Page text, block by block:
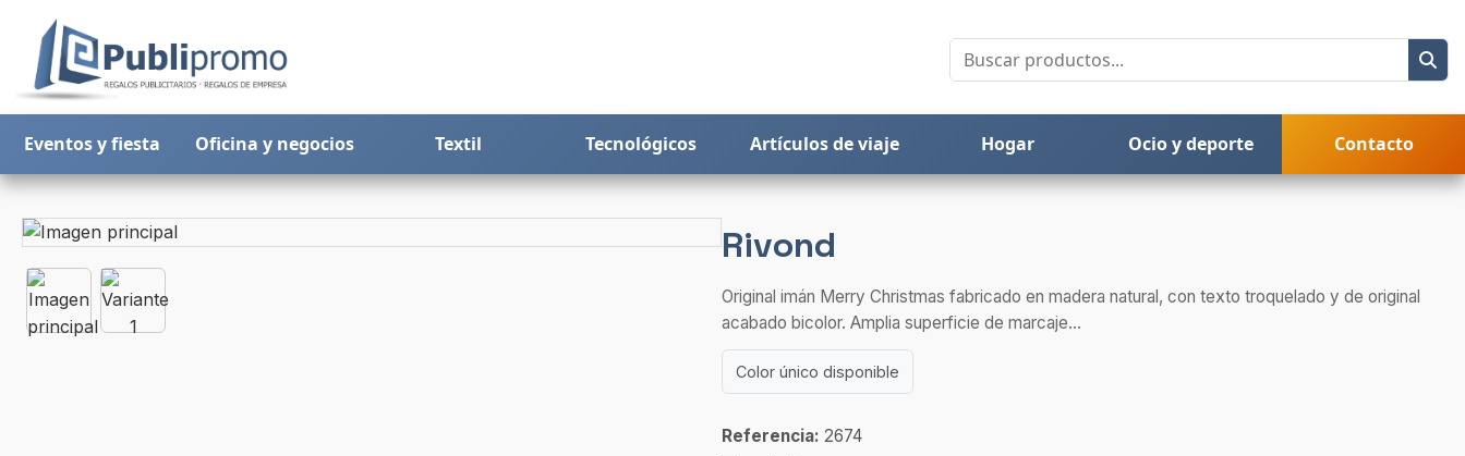
Eventos y fiesta Oficina y negocios Textil Tecnológicos Artículos de viaje Hogar Ocio y deporte Contacto
Rivond
Original imán Merry Christmas fabricado en madera natural, con texto troquelado y de original
acabado bicolor. Amplia superficie de marcaje...
Color único disponible
Referencia: 2674